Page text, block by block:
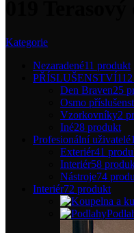
Kategorie
Nezaradené11 produkt
PŘÍSLUŠENSTVÍ
Den Braven25
Osmo
Vzorkovníky2
Iné28 produkt
Profesionální uživatelé
Exteriér41
Interiér58
Nástroje74
Interiér72 produkt